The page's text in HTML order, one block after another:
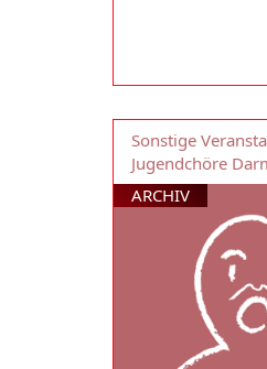
Sonstige
Jugendchöre
ARCHIV